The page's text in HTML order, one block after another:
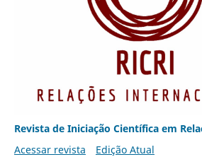
Revista de Iniciação Científica em
Acessar revista
Edição Atual